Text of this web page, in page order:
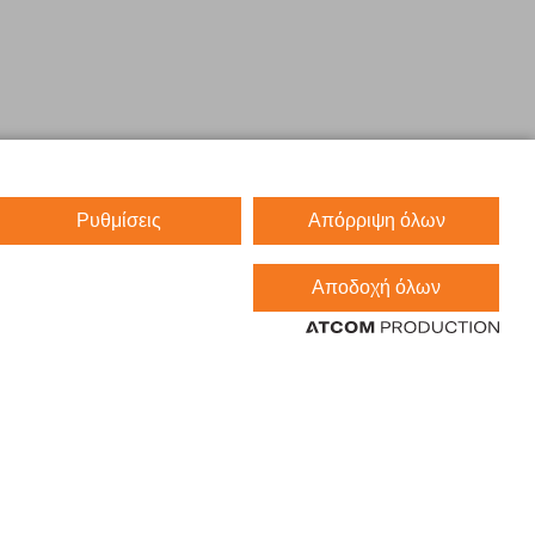
Ρυθμίσεις Απόρριψη όλων
Αποδοχή όλων